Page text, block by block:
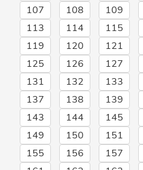
107
108 109
113
114 115
119
120 121
125
126 127
131
132 133
137
138 139
143
144 145
149
150 151
155
156 157